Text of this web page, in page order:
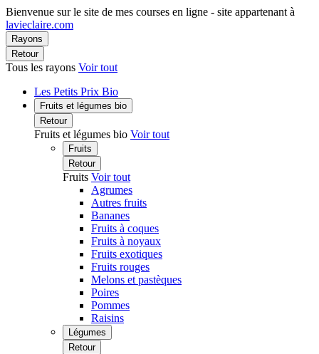
Bienvenue sur le site de mes courses en ligne - site appartenant à
lavieclaire.com
Rayons
Retour
Tous les rayons Voir tout
Les Petits Prix Bio
Fruits et légumes bio
Retour
Fruits et légumes bio Voir tout
Fruits
Retour
Fruits Voir tout
Agrumes
Autres fruits
Bananes
Fruits à coques
Fruits à noyaux
Fruits exotiques
Fruits rouges
Melons et pastèques
Poires
Pommes
Raisins
Légumes
Retour